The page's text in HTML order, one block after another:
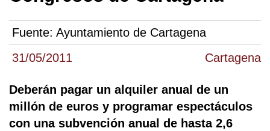
31/05/2011 Cartagena
Fuente: Ayuntamiento de Cartagena
Deberán pagar un alquiler anual de un
millón de euros y programar espectáculos
con una subvención anual de hasta 2,6